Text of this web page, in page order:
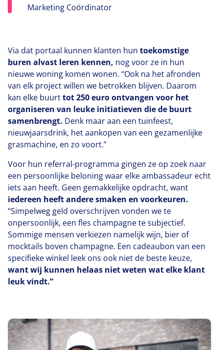
Marketing Coördinator
Via dat portaal kunnen klanten hun toekomstige
buren alvast leren kennen, nog voor ze in hun
nieuwe woning komen wonen. “Ook na het afronden
van elk project willen we betrokken blijven. Daarom
kan elke buurttot250euro ontvangen voor het
organiseren van leuke initiatieven die de buurt
samenbrengt. Denk maar aan een tuinfeest,
nieuwjaarsdrink, het aankopen van een gezamenlijke
grasmachine, en zo voort.”
Voor hun referral-programma gingen ze op zoek naar
een persoonlijke beloning waar elke ambassadeur echt
iets aan heeft. Geen gemakkelijke opdracht, want
iedereen heeft andere smaken en voorkeuren.
“Simpelweg geld overschrijven vonden we te
onpersoonlijk, een fles champagne te subjectief.
Sommige mensen verkiezen namelijk wijn, bier of
mocktails boven champagne. Een cadeaubon van een
specifieke winkel leek ons ook niet de beste keuze,
want wij kunnen helaas niet weten wat elke klant
leuk vindt.”